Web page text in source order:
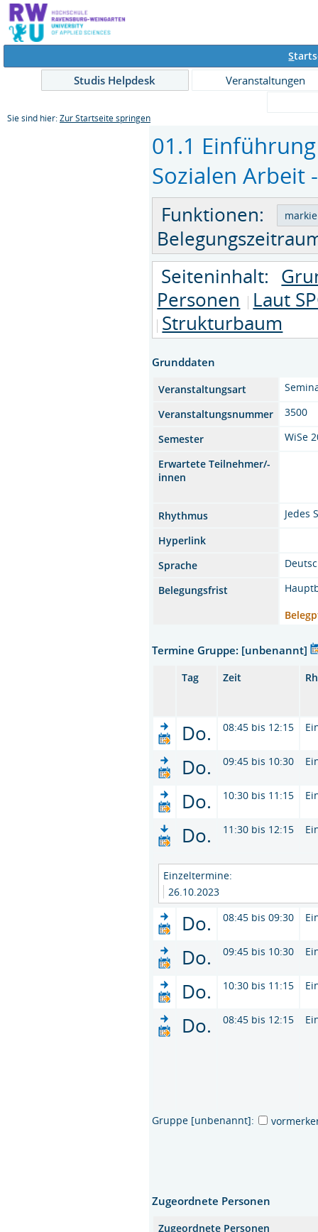
S
Studis Helpdesk
Veranstaltungen
Sie sind hier: Zur Startseite springen
01.1
Sozialen Arbeit
Funktionen:
Seiteninhalt:
Personen
Laut
Strukturbaum
Grunddaten
Veranstaltungsart
Veranstaltungsnummer
3500
Semester
WiSe
Erwartete Teilnehmer/-
innen
Rhythmus
Jedes
Hyperlink
Sprache
Belegungsfrist
Termine Gruppe: [unbenannt]
Tag Zeit
Do. 08:45 bis 12:15
Do. 09:45 bis 10:30
Do. 10:30 bis 11:15
Do. 11:30 bis 12:15
Einzeltermine:
26.10.2023
Do. 08:45 bis 09:30
Do. 09:45 bis 10:30
Do. 10:30 bis 11:15
Do. 08:45 bis 12:15
Gruppe [unbenannt]:
Zugeordnete Personen
Zugeordnete Personen